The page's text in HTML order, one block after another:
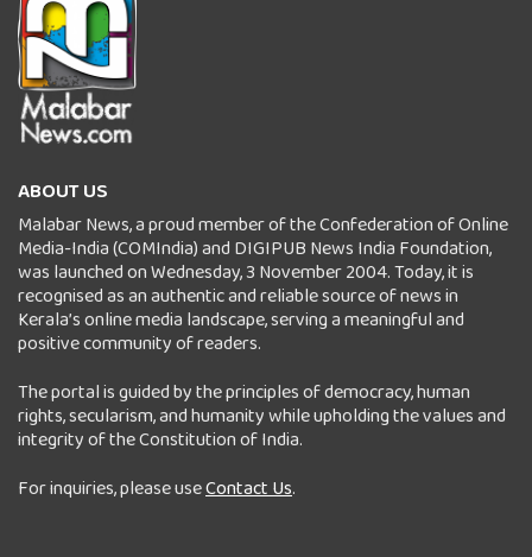
ABOUT US
Malabar News, a proud member of the Confederation of Online
Media-India (COMIndia) and DIGIPUB News India Foundation,
was launched on Wednesday, 3 November 2004. Today, it is
recognised as an authentic and reliable source of news in
Kerala’s online media landscape, serving a meaningful and
positive community of readers.
The portal is guided by the principles of democracy, human
rights, secularism, and humanity while upholding the values and
integrity of the Constitution of India.
For inquiries, please useContact Us.